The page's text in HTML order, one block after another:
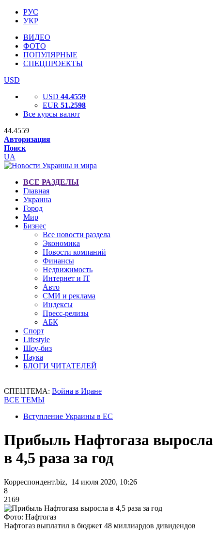
РУС
УКР
ВИДЕО
ФОТО
ПОПУЛЯРНЫЕ
СПЕЦПРОЕКТЫ
USD
USD 44.4559
EUR 51.2598
Все курсы валют
44.4559
Авторизация
Поиск
UA
ВСЕ РАЗДЕЛЫ
Главная
Украина
Город
Мир
Бизнес
Все новости раздела
Экономика
Новости компаний
Финансы
Недвижимость
Интернет и IT
Авто
СМИ и реклама
Индексы
Пресс-релизы
АБК
Спорт
Lifestyle
Шоу-биз
Наука
БЛОГИ ЧИТАТЕЛЕЙ
СПЕЦТЕМА: Война в Иране
ВСЕ ТЕМЫ
Вступление Украины в ЕС
Прибыль Нафтогаза выросла
в 4,5 раза за год
Корреспондент.biz, 14 июля 2020, 10:26
8
2169
Фото: Нафтогаз
Нафтогаз выплатил в бюджет 48 миллиардов дивидендов